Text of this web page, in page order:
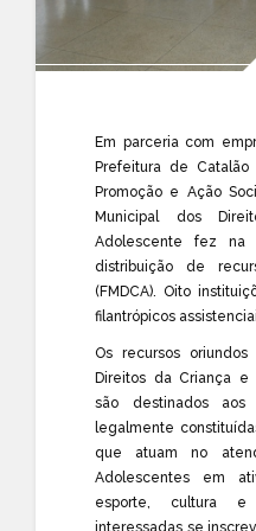
Em parceria com
Prefeitura de
Promoção e Ação
Municipal dos
Adolescente fez na
distribuição de
(FMDCA). Oito
filantrópicos
Os recursos
Direitos da Criança e
são destinados aos
legalmente
que atuam no
Adolescentes em
esporte, cultura e
interessadas se